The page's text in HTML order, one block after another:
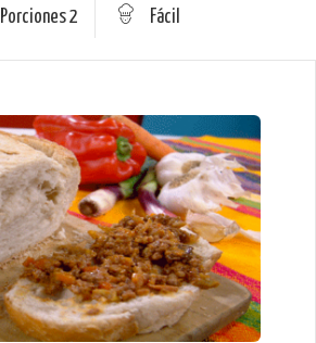
Porciones 2 Fácil